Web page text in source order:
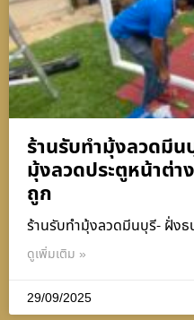
ร้านรับทำมุ้งลวดมีน
มุ้งลวดประตูหน้าต่า
ถูก
ร้านรับทำมุ้งลวดมีนบุรี- ฝั่งธ
ดูเพิ่มเติม »
29/09/2025